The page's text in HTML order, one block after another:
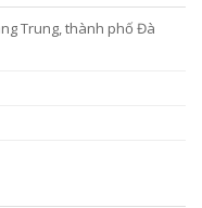
Trung, thành phố Đà